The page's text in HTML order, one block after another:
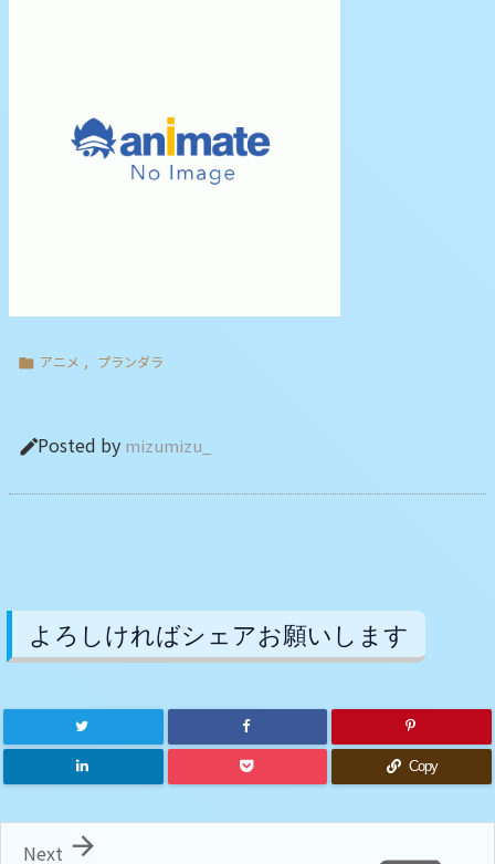
 アニメ , プランダラ
Posted by mizumizu_
よろしければシェアお願いします
Copy

Next